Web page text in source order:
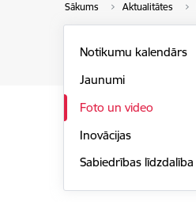
Sākums Aktualitātes
Notikumu kalendārs
Jaunumi
Foto un video
Inovācijas
Sabiedrības līdzdalība